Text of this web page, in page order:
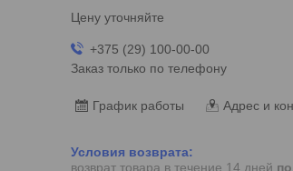
Цену уточняйте
+375 (29) 100-00-00
Заказ только по телефону
График работы Адрес и
возврат товара в течение 14 дней